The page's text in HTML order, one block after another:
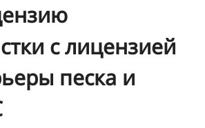
с лицензией
песка и